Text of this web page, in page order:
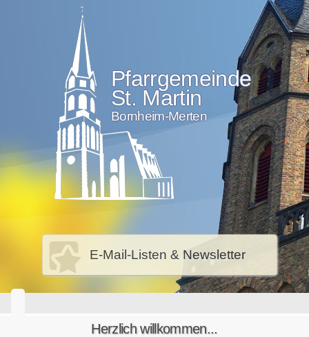
Pfarrgemeinde
St. Martin
Bornheim-Merten
E-Mail-Listen & Newsletter
Herzlich willkommen...